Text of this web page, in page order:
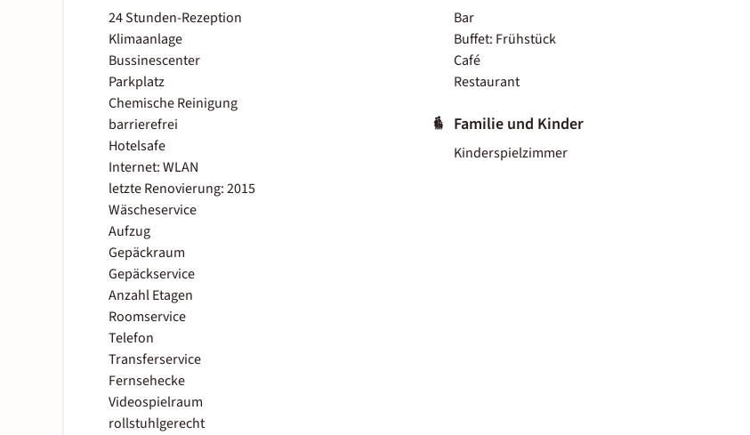
24 Stunden-Rezeption
Klimaanlage
Bussinescenter
Parkplatz
Chemische Reinigung
barrierefrei
Hotelsafe
Internet: WLAN
letzte Renovierung: 2015
Wäscheservice
Aufzug
Gepäckraum
Gepäckservice
Anzahl Etagen
Roomservice
Telefon
Transferservice
Fernsehecke
Videospielraum
rollstuhlgerecht
Bar
Buffet: Frühstück
Café
Restaurant
Familie und Kinder
Kinderspielzimmer